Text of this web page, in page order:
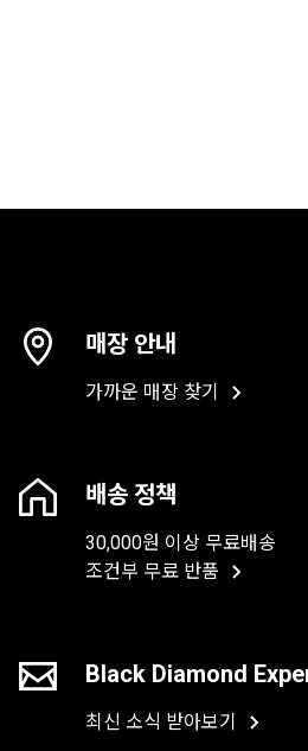
매장 안내
가까운 매장 찾기
배송 정책
30,000원 이상 무료배송
조건부 무료 반품
Black Diamond
최신 소식 받아보기